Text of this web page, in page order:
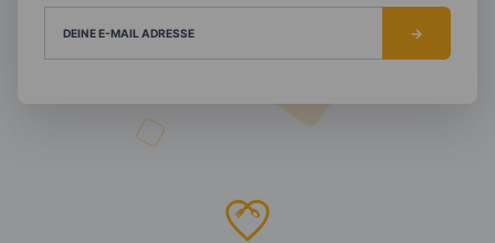
DEINE E-MAIL ADRESSE